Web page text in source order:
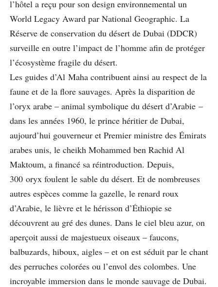
l’hôtel a reçu pour son design environnemental un
World Legacy Award par National Geographic. La
Réserve de conservation du désert de Dubai (DDCR)
surveille en outre l’impact de l’homme afin de protéger
l’écosystème fragile du désert.
Les guides d’Al Maha contribuent ainsi au respect de la
faune et de la flore sauvages. Après la disparition de
l’oryx arabe – animal symbolique du désert d’Arabie –
dans les années 1960, le prince héritier de Dubai,
aujourd’hui gouverneur et Premier ministre des Émirats
arabes unis, le cheikh Mohammed ben Rachid Al
Maktoum, a financé sa réintroduction. Depuis,
300 oryx foulent le sable du désert. Et de nombreuses
autres espèces comme la gazelle, le renard roux
d’Arabie, le lièvre et le hérisson d’Éthiopie se
découvrent au gré des dunes. Dans le ciel bleu azur, on
aperçoit aussi de majestueux oiseaux – faucons,
balbuzards, hiboux, aigles – et on est séduit par le chant
des perruches colorées ou l’envol des colombes. Une
incroyable immersion dans le monde sauvage de Dubai.